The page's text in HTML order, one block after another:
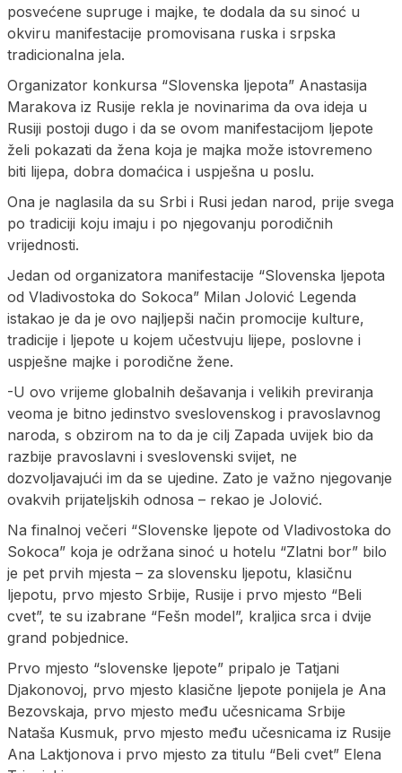
posvećene supruge i majke, te dodala da su sinoć u
okviru manifestacije promovisana ruska i srpska
tradicionalna jela.
Organizator konkursa “Slovenska ljepota” Anastasija
Marakova iz Rusije rekla je novinarima da ova ideja u
Rusiji postoji dugo i da se ovom manifestacijom ljepote
želi pokazati da žena koja je majka može istovremeno
biti lijepa, dobra domaćica i uspješna u poslu.
Ona je naglasila da su Srbi i Rusi jedan narod, prije svega
po tradiciji koju imaju i po njegovanju porodičnih
vrijednosti.
Jedan od organizatora manifestacije “Slovenska ljepota
od Vladivostoka do Sokoca” Milan Jolović Legenda
istakao je da je ovo najljepši način promocije kulture,
tradicije i ljepote u kojem učestvuju lijepe, poslovne i
uspješne majke i porodične žene.
-U ovo vrijeme globalnih dešavanja i velikih previranja
veoma je bitno jedinstvo sveslovenskog i pravoslavnog
naroda, s obzirom na to da je cilj Zapada uvijek bio da
razbije pravoslavni i sveslovenski svijet, ne
dozvoljavajući im da se ujedine. Zato je važno njegovanje
ovakvih prijateljskih odnosa – rekao je Jolović.
Na finalnoj večeri “Slovenske ljepote od Vladivostoka do
Sokoca” koja je održana sinoć u hotelu “Zlatni bor” bilo
je pet prvih mjesta – za slovensku ljepotu, klasičnu
ljepotu, prvo mjesto Srbije, Rusije i prvo mjesto “Beli
cvet”, te su izabrane “Fešn model”, kraljica srca i dvije
grand pobjednice.
Prvo mjesto “slovenske ljepote” pripalo je Tatjani
Djakonovoj, prvo mjesto klasične ljepote ponijela je Ana
Bezovskaja, prvo mjesto među učesnicama Srbije
Nataša Kusmuk, prvo mjesto među učesnicama iz Rusije
Ana Laktjonova i prvo mjesto za titulu “Beli cvet” Elena